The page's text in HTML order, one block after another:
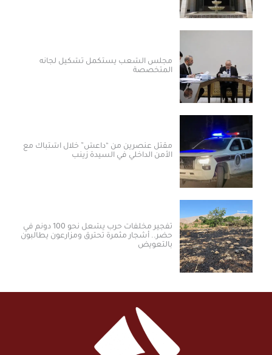
مجلس الشعب يستكمل تشكيل لجانه
المتخصصة
مقتل عنصرين من “داعش” خلال اشتباك مع
الأمن الداخلي في السيدة زينب
تفجير مخلفات حرب يشعل نحو 100 دونم في
حضر.. أشجار مثمرة تحترق ومزارعون يطالبون
بالتعويض